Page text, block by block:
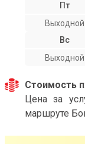
Пт
Выходной
Вс
Выходной
Стоимость
Цена за
маршруте